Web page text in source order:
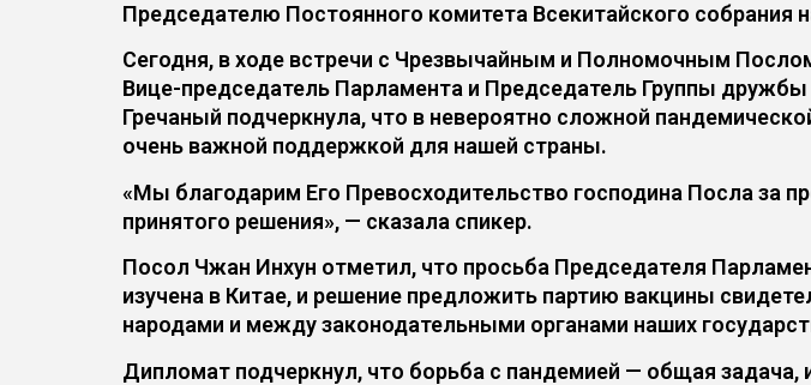
Председателю Постоянного комитета Всекитайского
Сегодня, в ходе встречи с Чрезвычайным и Полномочным
Вице-председатель Парламента и Председатель Группы
Гречаный подчеркнула, что в невероятно сложной
очень важной поддержкой для нашей страны.
«Мы благодарим Его Превосходительство господина Посла за
принятого решения», — сказала спикер.
Посол Чжан Инхун отметил, что просьба Председателя
изучена в Китае, и решение предложить партию вакцины
народами и между законодательными органами наших
Дипломат подчеркнул, что борьба с пандемией — общая задача,